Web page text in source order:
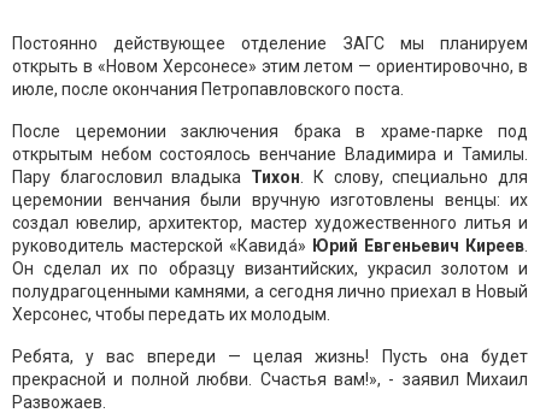
Постоянно действующее отделение ЗАГС мы планируем
открыть в «Новом Херсонесе» этим летом — ориентировочно, в
июле, после окончания Петропавловского поста.
После церемонии заключения брака в храме-парке под
открытым небом состоялось венчание Владимира и Тамилы.
Пару благословил владыка Тихон . К слову, специально для
церемонии венчания были вручную изготовлены венцы: их
создал ювелир, архитектор, мастер художественного литья и
руководитель мастерской «Кавида́» Юрий Евгеньевич Киреев
Он сделал их по образцу византийских, украсил золотом и
полудрагоценными камнями, а сегодня лично приехал в Новый
Херсонес, чтобы передать их молодым.
Ребята, у вас впереди — целая жизнь! Пусть она будет
прекрасной и полной любви. Счастья вам!», - заявил Михаил
Развожаев.